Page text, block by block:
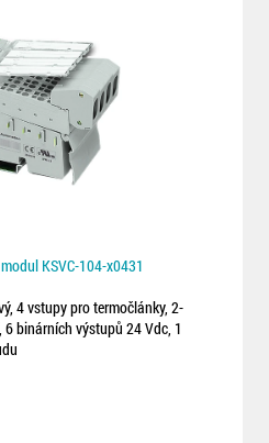
KSVC-104-x0431
4 vstupy pro termočlánky, 2-
binárních výstupů 24 Vdc, 1